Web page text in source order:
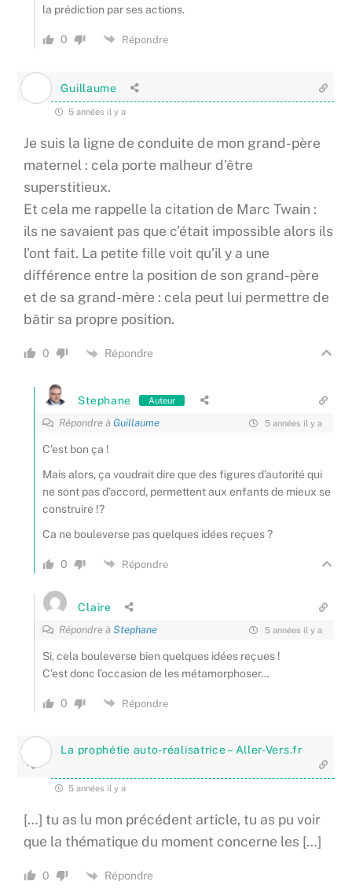
la prédiction par ses actions.
0 Répondre
Guillaume
5 années il y a
Je suis la ligne de conduite de mon grand-père
maternel : cela porte malheur d’être
superstitieux.
Et cela me rappelle la citation de Marc Twain :
ils ne savaient pas que c’était impossible alors ils
l’ont fait. La petite fille voit qu’il y a une
différence entre la position de son grand-père
et de sa grand-mère : cela peut lui permettre de
bâtir sa propre position.
0 Répondre
Stephane Auteur
Répondre àGuillaume 5 années il y a
C’est bon ça !
Mais alors, ça voudrait dire que des figures d’autorité qui
ne sont pas d’accord, permettent aux enfants de mieux se
construire !?
Ca ne bouleverse pas quelques idées reçues ?
0 Répondre
Claire
Répondre àStephane 5 années il y a
Si, cela bouleverse bien quelques idées reçues !
C’est donc l’occasion de les métamorphoser…
0 Répondre
La prophétie auto-réalisatrice – Aller-Vers.fr
5 années il y a
[…] tu as lu mon précédent article, tu as pu voir
que la thématique du moment concerne les […]
0 Répondre